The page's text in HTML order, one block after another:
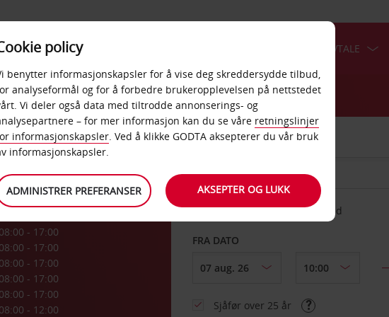
PRODUKTER BEDRIFTSAVTALE
08:00 - 17:00
08:00 - 17:00
08:00 - 17:00
08:00 - 17:00
08:00 - 17:00
08:00 - 12:00
HENT FRA
Velg et annet leveringssted
FRA DATO
Sjåfør over 25 år
policy
benytter informasjonskapsler for å vise deg skreddersydde tilbud,
analyseformål og for å forbedre brukeropplevelsen på nettstedet
Vi deler også data med tiltrodde annonserings- og
– for mer informasjon kan du se våre retningslinjer
informasjonskapsler. Ved å klikke GODTA aksepterer du vår bruk
informasjonskapsler.
ADMINISTRER PREFERANSER AKSEPTER OG LUKK